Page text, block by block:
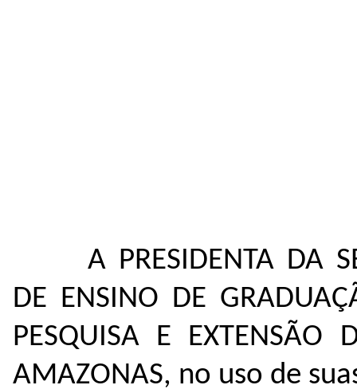
A PRESIDENTA DA
DE ENSINO DE
PESQUISA E EXTENSÃO
AMAZONAS, no uso de